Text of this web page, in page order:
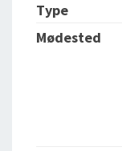
Type
Mødested